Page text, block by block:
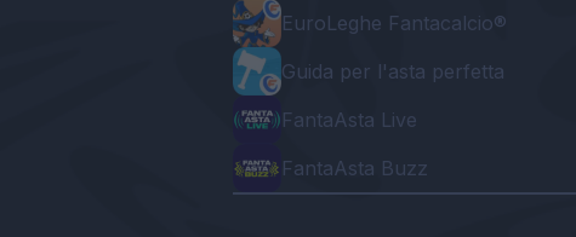
EuroLeghe Fantacalcio®
Guida per l'asta perfetta
FantaAsta Live
FantaAsta Buzz